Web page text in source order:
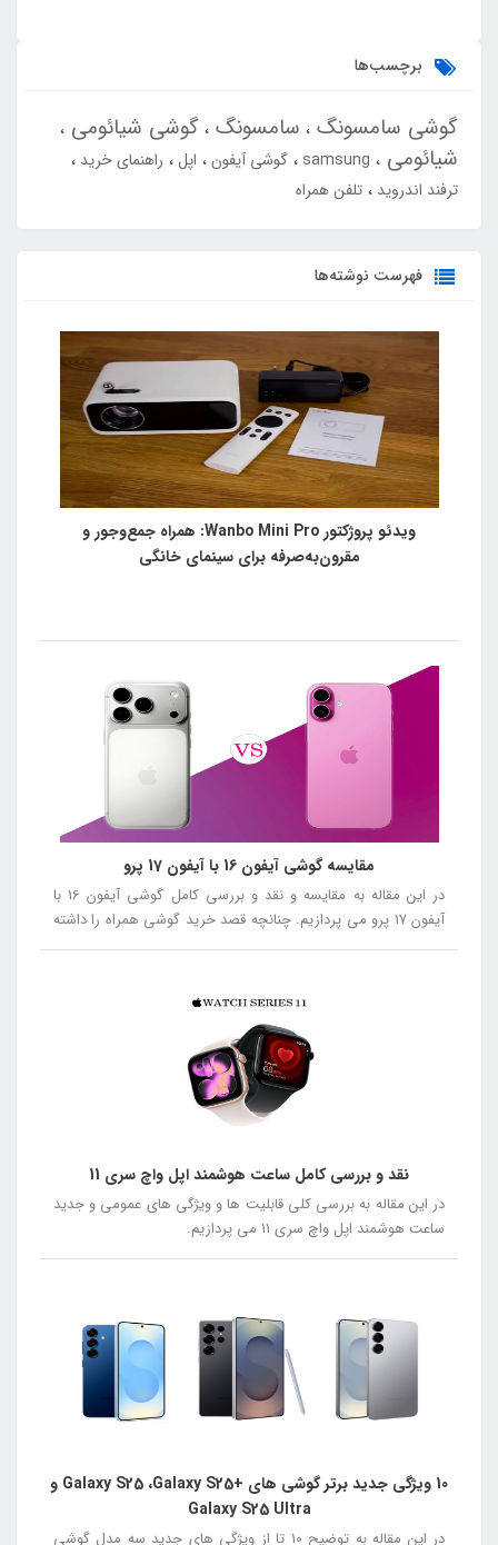
برچسب‌ها
گوشی سامسونگ سامسونگ گوشی شیائومی
شیائومی
samsung گوشی آیفون اپل
راهنمای خرید
ترفند اندروید
تلفن همراه
فهرست نوشته‌ها
ویدئو پروژکتور Wanbo Mini Pro: همراه جمع‌وجور و
مقرون‌به‌صرفه برای سینمای خانگی
مقایسه گوشی آیفون 16 با آیفون 17 پرو
در این مقاله به مقایسه و نقد و بررسی کامل گوشی آیفون 16 با
آیفون 17 پرو می پردازیم. چنانچه قصد خرید گوشی همراه را داشته
باشید توصیه می کنیم در ادامه این مقاله همراه ما باشید.
نقد و بررسی کامل ساعت هوشمند اپل واچ سری 11
در این مقاله به بررسی کلی قابلیت ها و ویژگی های عمومی و جدید
ساعت هوشمند اپل واچ سری 11 می پردازیم.
10 ویژگی جدید برتر گوشی های +Galaxy S25 ،Galaxy S25 و
Galaxy S25 Ultra
در این مقاله به توضیح 10 تا از ویژگی های جدید سه مدل گوشی